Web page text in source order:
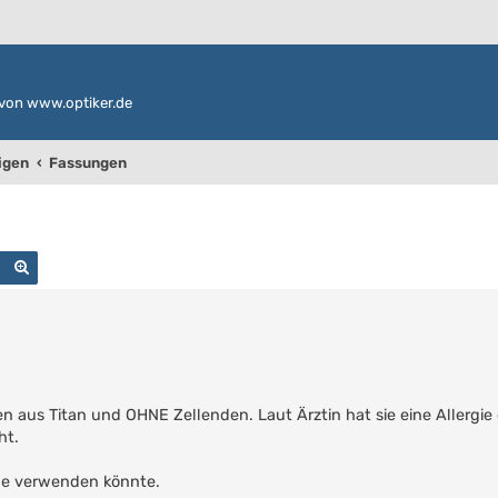
www.optiker.de
Fassungen
aus Titan und OHNE Zellenden. Laut Ärztin hat sie eine Allergie
verwenden könnte.